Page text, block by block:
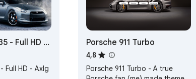
- Full HD -
Full HD - Axlg
Porsche 911 Turbo
4,8
Porsche 911 Turbo - A true